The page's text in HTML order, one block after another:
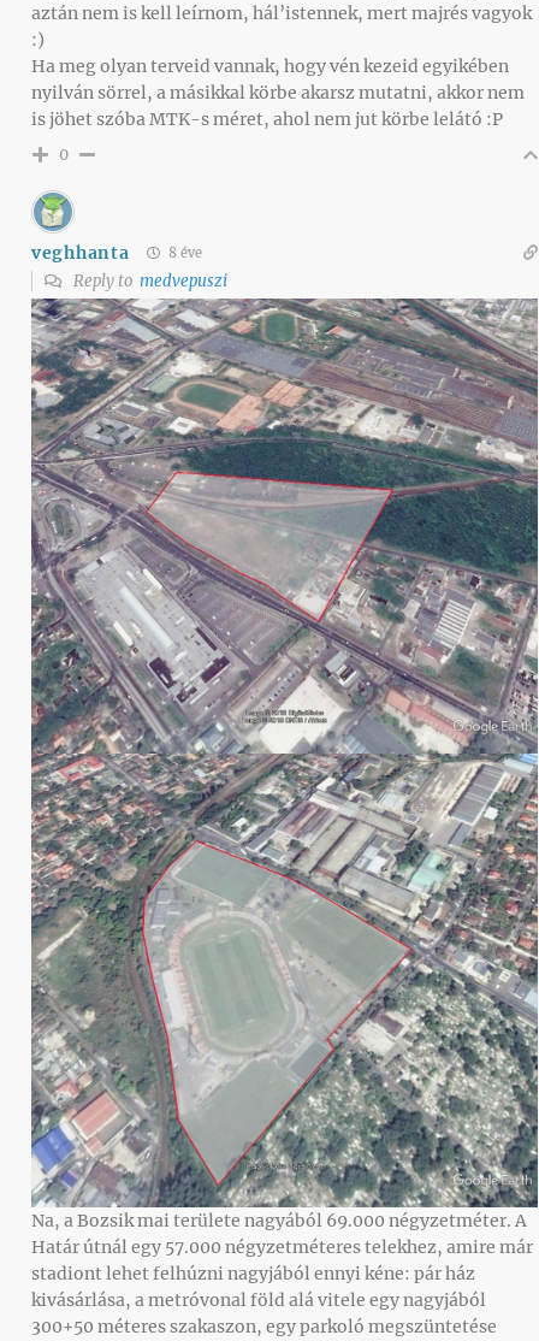
aztán nem is kell leírnom, hál’istennek, mert majrés vagyok
:)
Ha meg olyan terveid vannak, hogy vén kezeid egyikében
nyilván sörrel, a másikkal körbe akarsz mutatni, akkor nem
is jöhet szóba MTK-s méret, ahol nem jut körbe lelátó :P
0
veghhanta 8 éve
Reply to medvepuszi
Na, a Bozsik mai területe nagyából 69.000 négyzetméter. A
Határ útnál egy 57.000 négyzetméteres telekhez, amire már
stadiont lehet felhúzni nagyjából ennyi kéne: pár ház
kivásárlása, a metróvonal föld alá vitele egy nagyjából
300+50 méteres szakaszon, egy parkoló megszüntetése